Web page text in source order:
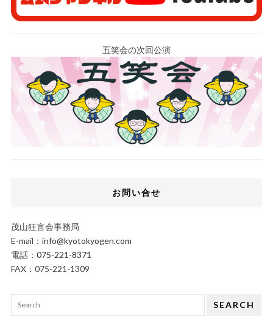
五笑会の次回公演
お問い合せ
茂山狂言会事務局
E-mail： info@kyotokyogen.com
電話： 075-221-8371
FAX：075-221-1309
SEARCH